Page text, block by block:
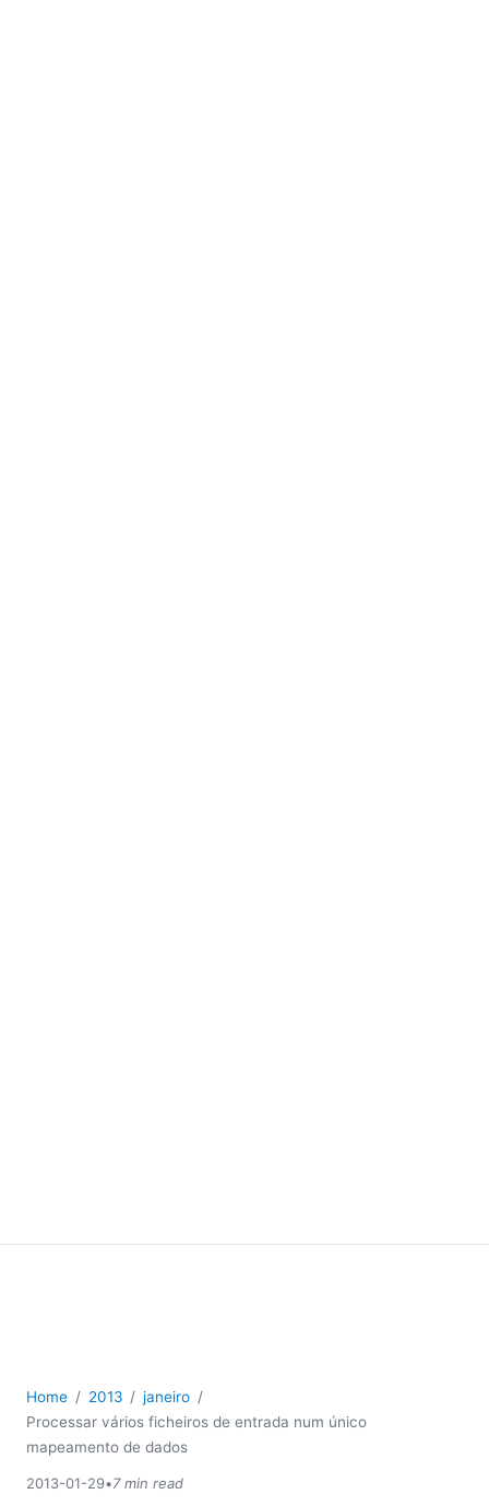
Home 2013
janeiro
Processar vários ficheiros de entrada num único
mapeamento de dados
2013-01-29•7 min read